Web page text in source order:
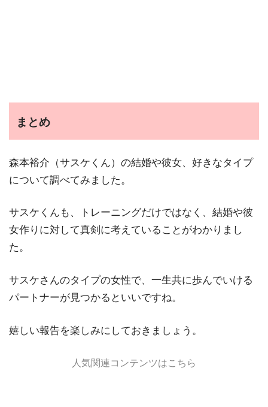
まとめ
森本裕介（サスケくん）の結婚や彼女、好きなタイプ
について調べてみました。
サスケくんも、トレーニングだけではなく、結婚や彼
女作りに対して真剣に考えていることがわかりまし
た。
サスケさんのタイプの女性で、一生共に歩んでいける
パートナーが見つかるといいですね。
嬉しい報告を楽しみにしておきましょう。
人気関連コンテンツはこちら